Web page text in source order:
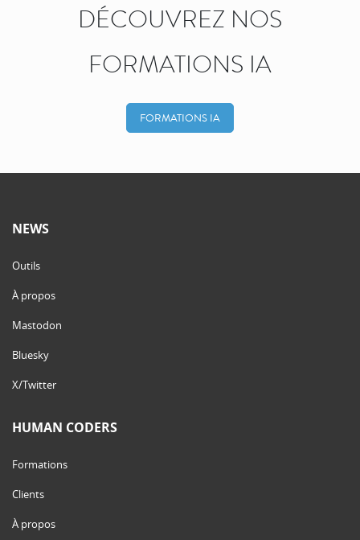
DÉCOUVREZ NOS
FORMATIONS IA
FORMATIONS IA
NEWS
Outils
À propos
Mastodon
Bluesky
X/Twitter
HUMAN CODERS
Formations
Clients
À propos